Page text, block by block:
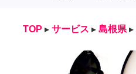
TOP ▸ サービス ▸ 島根県 ▸